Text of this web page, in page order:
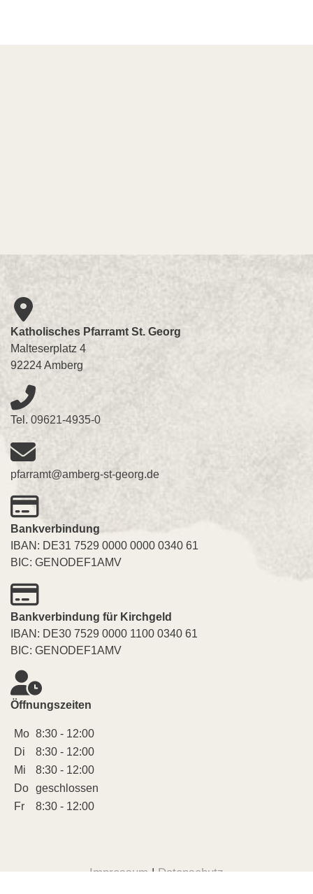
Katholisches Pfarramt St. Georg
Malteserplatz 4
92224 Amberg
Tel. 09621-4935-0
pfarramt@amberg-st-georg.de
Bankverbindung
IBAN: DE31 7529 0000 0000 0340 61
BIC: GENODEF1AMV
Bankverbindung für Kirchgeld
IBAN: DE30 7529 0000 1100 0340 61
BIC: GENODEF1AMV
Öffnungszeiten
Mo 8:30 - 12:00
Di
8:30 - 12:00
Mi
8:30 - 12:00
Do geschlossen
Fr
8:30 - 12:00
Impressum | Datenschutz